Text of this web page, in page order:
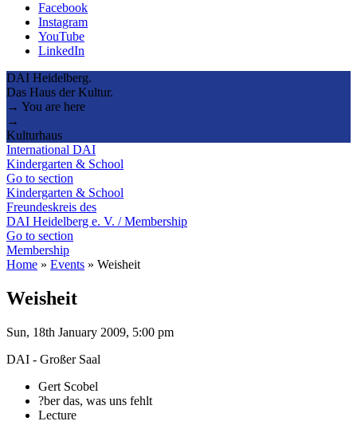
Facebook
Instagram
YouTube
LinkedIn
DAI Heidelberg.
Das Haus der Kultur.
→ You are here
→
Kulturhaus
International DAI
Kindergarten & School
Go to section
Kindergarten & School
Freundeskreis des
DAI Heidelberg e. V. / Membership
Go to section
Membership
Home » Events » Weisheit
Weisheit
Sun, 18th January 2009, 5:00 pm
DAI - Großer Saal
Gert Scobel
?ber das, was uns fehlt
Lecture